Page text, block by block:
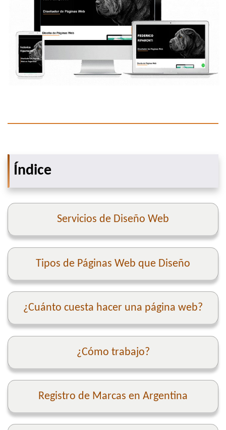
Índice
Servicios de Diseño Web
Tipos de Páginas Web que Diseño
¿Cuánto cuesta hacer una página web?
¿Cómo trabajo?
Registro de Marcas en Argentina